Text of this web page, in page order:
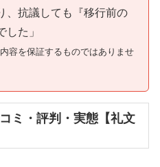
、抗議しても『移行前の
た」
容を保証するものではありませ
ミ・評判・実態【礼文